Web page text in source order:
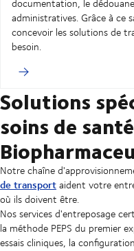
documentation, le
administratives. Grâce à ce
concevoir les solutions de
besoin.
Solutions
soins de santé
Notre chaîne
de transportaident votre
où ils doivent être.
Nos services d'entreposage
la méthode PEPS du premier
essais cliniques, la